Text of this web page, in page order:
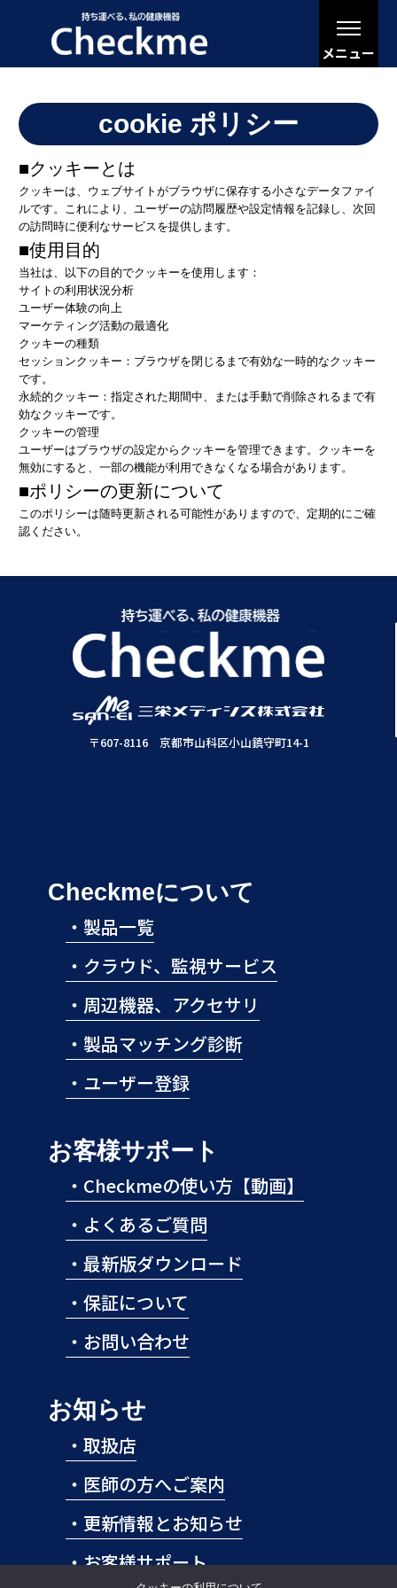
メニュー
cookie ポリシー
■クッキーとは
クッキーは、ウェブサイトがブラウザに保存する小さなデータファイ
ルです。これにより、ユーザーの訪問履歴や設定情報を記録し、次回
の訪問時に便利なサービスを提供します。
■使用目的
当社は、以下の目的でクッキーを使用します：
サイトの利用状況分析
ユーザー体験の向上
マーケティング活動の最適化
クッキーの種類
セッションクッキー：ブラウザを閉じるまで有効な一時的なクッキー
です。
永続的クッキー：指定された期間中、または手動で削除されるまで有
効なクッキーです。
クッキーの管理
ユーザーはブラウザの設定からクッキーを管理できます。クッキーを
無効にすると、一部の機能が利用できなくなる場合があります。
■ポリシーの更新について
このポリシーは随時更新される可能性がありますので、定期的にご確
認ください。
〒607-8116 京都市山科区小山鎮守町14-1
Checkmeについて
・ 製品一覧
・ クラウド、監視サービス
・ 周辺機器、アクセサリ
・ 製品マッチング診断
・ ユーザー登録
お客様サポート
・ Checkmeの使い方【動画】
・ よくあるご質問
・ 最新版ダウンロード
・ 保証について
・ お問い合わせ
お知らせ
・ 取扱店
・ 医師の方へご案内
・ 更新情報とお知らせ
・お客様サポート